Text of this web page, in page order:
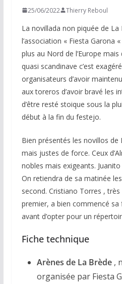
25/06/2022 Thierry Reboul
La novillada non piquée de
l’association « Fiesta Garona
plus au Nord de l’Europe
quasi scandinave c’est
organisateurs d’avoir
aux toreros d’avoir bravé les
d’être resté stoique sous la
début à la fin du festejo.
Bien présentés les novillos
mais justes de force. Ceux
nobles mais exigeants.
On retiendra de sa matinée
second. Cristiano Torres ,
premier, a bien commencé sa
avant d’opter pour un
Fiche technique
Arènes de La Brède,
organisée par Fiesta